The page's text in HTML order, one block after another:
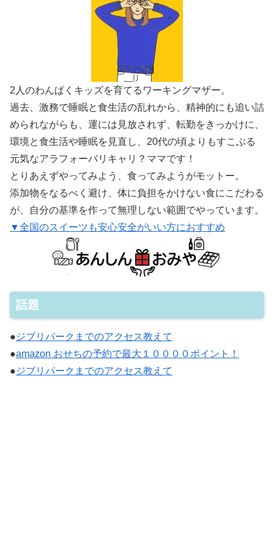
2人のわんぱくキッズを育てるワーキングマザー。
過去、激務で睡眠と食生活の乱れから、精神的にも追い詰
められながらも、運には見放されず、転勤をきっかけに、
環境と食生活や睡眠を見直し、20代の頃よりもすこぶる
元気なアラフォーバリキャリ？ママです！
とりあえずやってみよう、食ってみようがモットー。
添加物をなるべく避け、体に負担をかけない食にこだわる
が、自分の基準を作って無理しない範囲でやっています。
▼全国のスイーツも安心安全がいい方におすすめ
話題
●ジブリパークまでのアクセス教えて
●amazon おせちの予約で最大１００００ポイント！
●ジブリパークまでのアクセス教えて